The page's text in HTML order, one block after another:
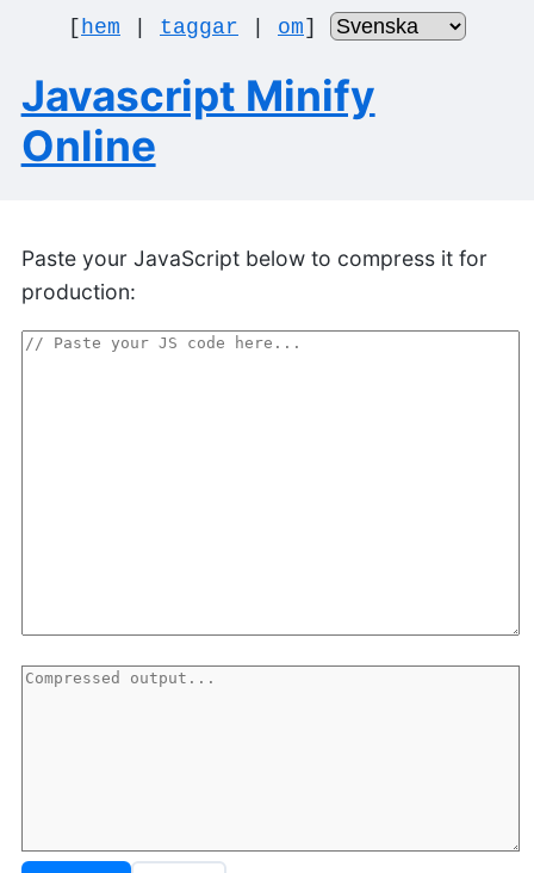
[ hem taggar om]
Javascript Minify
Online
Paste your JavaScript below to compress it for
production: